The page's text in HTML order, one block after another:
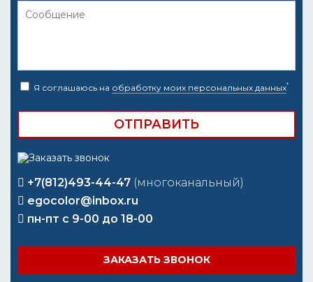
Я соглашаюсь на обработку моих персональных данных*
+7(812)493-44-47 (многоканальный)
egocolor@inbox.ru
пн-пт с 9-00 до 18-00
ЗАКАЗАТЬ ЗВОНОК